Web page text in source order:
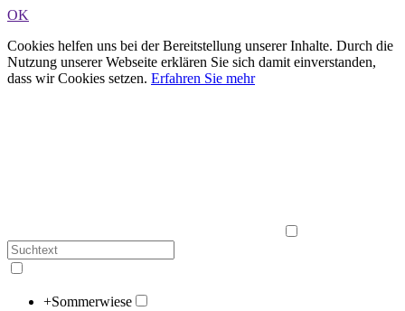
OK
Cookies helfen uns bei der Bereitstellung unserer Inhalte. Durch die
Nutzung unserer Webseite erklären Sie sich damit einverstanden,
dass wir Cookies setzen. Erfahren Sie mehr
+Sommerwiese